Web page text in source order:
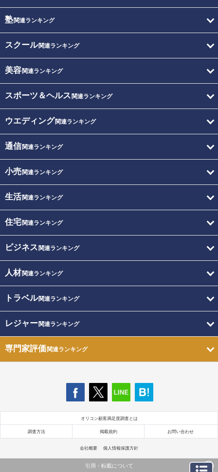
塾関連ランキング
スクール関連ランキング
美容関連ランキング
スポーツ＆ヘルス 関連ランキング
ウエディング関連ランキング
通信関連ランキング
小売関連ランキング
生活関連ランキング
住宅関連ランキング
ビジネス 関連ランキング
人材関連ランキング
トラベル関連ランキング
レジャー関連ランキング
専門家評価関連ランキング
オリコン顧客満足度調査とは
調査方法 掲載規約 お問い合わせ
会社概要 個人情報保護方針
引用・転載について